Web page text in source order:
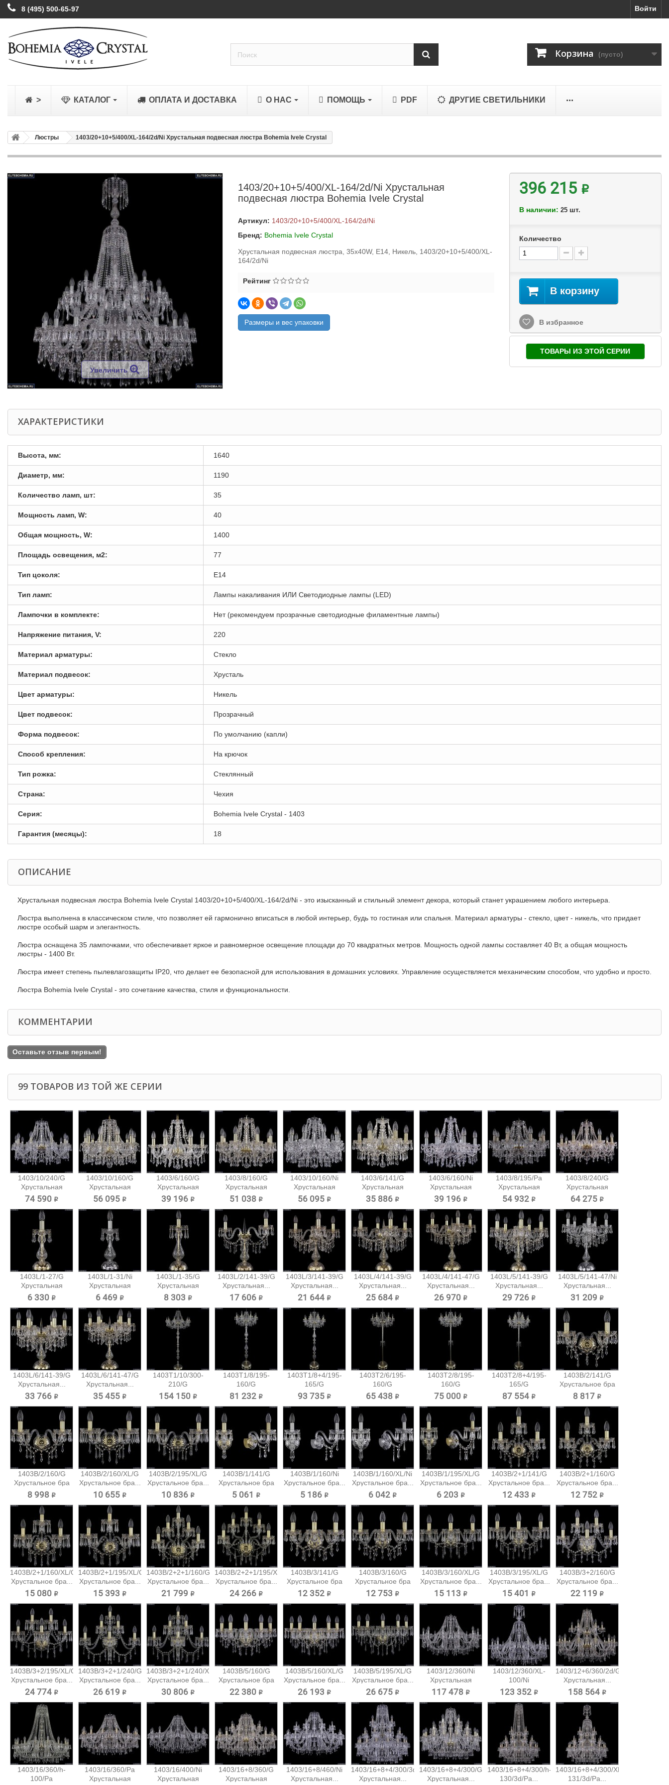
Войти
8 (495) 500-65-97
Корзина (пусто)
> КАТАЛОГ ОПЛАТА И ДОСТАВКА О НАС ПОМОЩЬ PDF ДРУГИЕ СВЕТИЛЬНИКИ ...
Люстры 1403/20+10+5/400/XL-164/2d/Ni Хрустальная подвесная люстра Bohemia Ivele Crystal
Увеличить
1403/20+10+5/400/XL-164/2d/Ni Хрустальная
подвесная люстра Bohemia Ivele Crystal
Артикул: 1403/20+10+5/400/XL-164/2d/Ni
Бренд: Bohemia Ivele Crystal
Хрустальная подвесная люстра, 35x40W, E14, Никель, 1403/20+10+5/400/XL-
164/2d/Ni
Рейтинг
Размеры и вес упаковки
396 215 ₽
В наличии: 25 шт.
Количество
В корзину
В избранное
ТОВАРЫ ИЗ ЭТОЙ СЕРИИ
ХАРАКТЕРИСТИКИ
Высота, мм: 1640
Диаметр, мм: 1190
Количество ламп, шт: 35
Мощность ламп, W: 40
Общая мощность, W: 1400
Площадь освещения, м2: 77
Тип цоколя: E14
Тип ламп: Лампы накаливания ИЛИ Светодиодные лампы (LED)
Лампочки в комплекте: Нет (рекомендуем прозрачные светодиодные филаментные лампы)
Напряжение питания, V: 220
Материал арматуры: Стекло
Материал подвесок: Хрусталь
Цвет арматуры: Никель
Цвет подвесок: Прозрачный
Форма подвесок: По умолчанию (капли)
Способ крепления: На крючок
Тип рожка: Стеклянный
Страна: Чехия
Серия: Bohemia Ivele Crystal - 1403
Гарантия (месяцы): 18
ОПИСАНИЕ
Хрустальная подвесная люстра Bohemia Ivele Crystal 1403/20+10+5/400/XL-164/2d/Ni - это изысканный и стильный элемент декора, который станет украшением любого интерьера.
Люстра выполнена в классическом стиле, что позволяет ей гармонично вписаться в любой интерьер, будь то гостиная или спальня. Материал арматуры - стекло, цвет - никель, что придает
люстре особый шарм и элегантность.
Люстра оснащена 35 лампочками, что обеспечивает яркое и равномерное освещение площади до 70 квадратных метров. Мощность одной лампы составляет 40 Вт, а общая мощность
люстры - 1400 Вт.
Люстра имеет степень пылевлагозащиты IP20, что делает ее безопасной для использования в домашних условиях. Управление осуществляется механическим способом, что удобно и просто.
Люстра Bohemia Ivele Crystal - это сочетание качества, стиля и функциональности.
КОММЕНТАРИИ
Оставьте отзыв первым!
99 ТОВАРОВ ИЗ ТОЙ ЖЕ СЕРИИ
1403/10/240/G
Хрустальная
подвесная...
74 590 ₽
1403/10/160/G
Хрустальная
подвесная...
56 095 ₽
1403/6/160/G
Хрустальная
подвесная...
39 196 ₽
1403/8/160/G
Хрустальная
подвесная...
51 038 ₽
1403/10/160/Ni
Хрустальная
подвесная...
56 095 ₽
1403/6/141/G
Хрустальная
подвесная...
35 886 ₽
1403/6/160/Ni
Хрустальная
подвесная...
39 196 ₽
1403/8/195/Pa
Хрустальная
подвесная...
54 932 ₽
1403/8/240/G
Хрустальная
подвесная...
64 275 ₽
1403L/1-27/G
Хрустальная
настольная...
6 330 ₽
1403L/1-31/Ni
Хрустальная
настольная...
6 469 ₽
1403L/1-35/G
Хрустальная
настольная...
8 303 ₽
1403L/2/141-39/G
Хрустальная...
17 606 ₽
1403L/3/141-39/G
Хрустальная...
21 644 ₽
1403L/4/141-39/G
Хрустальная...
25 684 ₽
1403L/4/141-47/G
Хрустальная...
26 970 ₽
1403L/5/141-39/G
Хрустальная...
29 726 ₽
1403L/5/141-47/Ni
Хрустальная...
31 209 ₽
1403L/6/141-39/G
Хрустальная...
33 766 ₽
1403L/6/141-47/G
Хрустальная...
35 455 ₽
1403T1/10/300-
210/G
Хрустальный...
154 150 ₽
1403T1/8/195-
160/G
Хрустальный
81 232 ₽
1403T1/8+4/195-
165/G
Хрустальный...
93 735 ₽
1403T2/6/195-
160/G
Хрустальный
65 438 ₽
1403T2/8/195-
160/G
Хрустальный
75 000 ₽
1403T2/8+4/195-
165/G
Хрустальный...
87 554 ₽
1403B/2/141/G
Хрустальное бра
Bohemia...
8 817 ₽
1403B/2/160/G
Хрустальное бра
Bohemia...
8 998 ₽
1403B/2/160/XL/G
Хрустальное бра...
10 655 ₽
1403B/2/195/XL/G
Хрустальное бра...
10 836 ₽
1403B/1/141/G
Хрустальное бра
Bohemia...
5 061 ₽
1403B/1/160/Ni
Хрустальное бра...
5 186 ₽
1403B/1/160/XL/Ni
Хрустальное бра...
6 042 ₽
1403B/1/195/XL/G
Хрустальное бра...
6 203 ₽
1403B/2+1/141/G
Хрустальное бра...
12 433 ₽
1403B/2+1/160/G
Хрустальное бра...
12 752 ₽
1403B/2+1/160/XL/G
Хрустальное бра...
15 080 ₽
1403B/2+1/195/XL/G
Хрустальное бра...
15 393 ₽
1403B/2+2+1/160/G
Хрустальное бра...
21 799 ₽
1403B/2+2+1/195/XL/G
Хрустальное бра...
24 266 ₽
1403B/3/141/G
Хрустальное бра
Bohemia...
12 352 ₽
1403B/3/160/G
Хрустальное бра
Bohemia...
12 753 ₽
1403B/3/160/XL/G
Хрустальное бра...
15 113 ₽
1403B/3/195/XL/G
Хрустальное бра...
15 401 ₽
1403B/3+2/160/G
Хрустальное бра...
22 119 ₽
1403B/3+2/195/XL/G
Хрустальное бра...
24 774 ₽
1403B/3+2+1/240/G
Хрустальное бра...
26 619 ₽
1403B/3+2+1/240/XL/G
Хрустальное бра...
30 806 ₽
1403B/5/160/G
Хрустальное бра
Bohemia...
22 380 ₽
1403B/5/160/XL/G
Хрустальное бра...
26 193 ₽
1403B/5/195/XL/G
Хрустальное бра...
26 675 ₽
1403/12/360/Ni
Хрустальная
подвесная...
117 478 ₽
1403/12/360/XL-
100/Ni
Хрустальная...
123 352 ₽
1403/12+6/360/2d/G
Хрустальная...
158 564 ₽
1403/16/360/h-
100/Pa
1403/16/360/Pa
Хрустальная
1403/16/400/Ni
Хрустальная
1403/16+8/360/G
Хрустальная
1403/16+8/460/Ni
Хрустальная...
1403/16+8+4/300/3d/Pa
Хрустальная...
1403/16+8+4/300/G
Хрустальная...
1403/16+8+4/300/h-
130/3d/Pa...
1403/16+8+4/300/XL-
131/3d/Pa...